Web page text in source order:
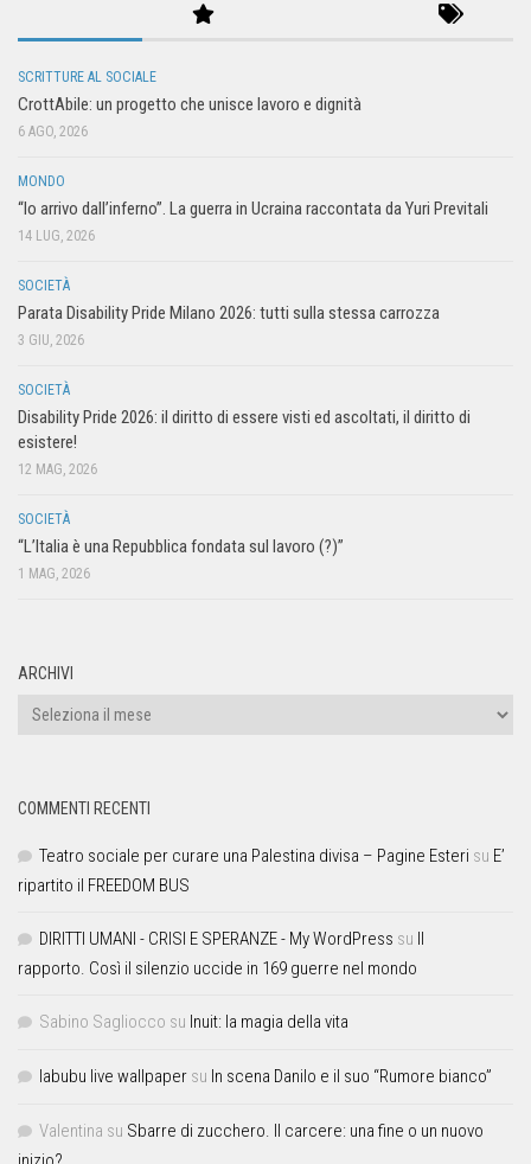
SCRITTURE AL SOCIALE
CrottAbile: un progetto che unisce lavoro e dignità
6 AGO, 2026
MONDO
“Io arrivo dall’inferno”. La guerra in Ucraina raccontata da Yuri Previtali
14 LUG, 2026
SOCIETÀ
Parata Disability Pride Milano 2026: tutti sulla stessa carrozza
3 GIU, 2026
SOCIETÀ
Disability Pride 2026: il diritto di essere visti ed ascoltati, il diritto di
esistere!
12 MAG, 2026
SOCIETÀ
“L’Italia è una Repubblica fondata sul lavoro (?)”
1 MAG, 2026
ARCHIVI
COMMENTI RECENTI
Teatro sociale per curare una Palestina divisa – Pagine Esteri su E’
ripartito il FREEDOM BUS
DIRITTI UMANI - CRISI E SPERANZE - My WordPress su Il
rapporto. Così il silenzio uccide in 169 guerre nel mondo
Sabino Sagliocco su Inuit: la magia della vita
labubu live wallpaper su In scena Danilo e il suo “Rumore bianco”
Valentina su Sbarre di zucchero. Il carcere: una fine o un nuovo